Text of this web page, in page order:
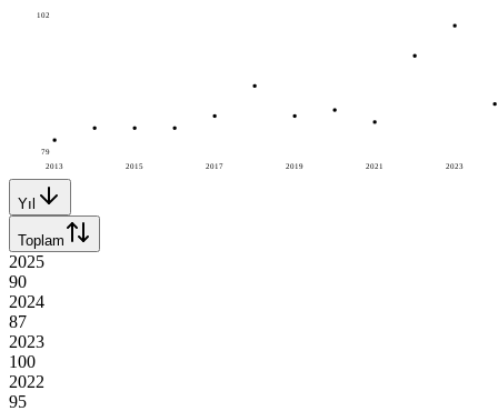
2013 2015 2017 2019 2021 2023
102
79
Yıl
Toplam
2025
90
2024
87
2023
100
2022
95